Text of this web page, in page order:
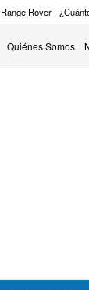
Rover
Quiénes Somos